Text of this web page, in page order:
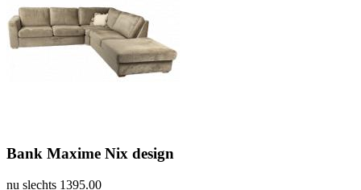
Bank Maxime Nix design
nu slechts 1395.00